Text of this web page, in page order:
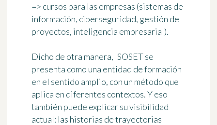
=> cursos para las empresas (sistemas de
información, ciberseguridad, gestión de
proyectos, inteligencia empresarial).
Dicho de otra manera, ISOSET se
presenta como una entidad de formación
en el sentido amplio, con un método que
aplica en diferentes contextos. Y eso
también puede explicar su visibilidad
actual: las historias de trayectorias